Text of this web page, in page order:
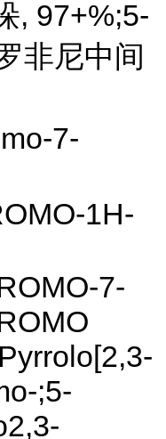
, 97+%;5-
非尼中间
7-
1H-
7-
;5-